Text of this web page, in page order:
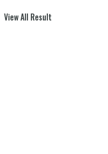
View All Result